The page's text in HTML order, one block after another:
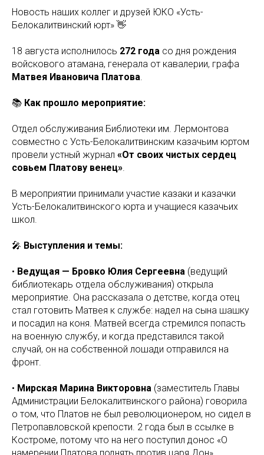
Новость наших коллег и друзей ЮКО «Усть-
Белокалитвинский юрт» 👋
18 августа исполнилось 272 года со дня рождения
войскового атамана, генерала от кавалерии, графа
Матвея Ивановича Платова.
📚 Как прошло мероприятие:
Отдел обслуживания Библиотеки им. Лермонтова
совместно с Усть-Белокалитвинским казачьим юртом
провели устный журнал «От своих чистых сердец
совьем Платову венец».
В мероприятии принимали участие казаки и казачки
Усть-Белокалитвинского юрта и учащиеся казачьих
школ.
🎤 Выступления и темы:
• Ведущая — Бровко Юлия Сергеевна (ведущий
библиотекарь отдела обслуживания) открыла
мероприятие. Она рассказала о детстве, когда отец
стал готовить Матвея к службе: надел на сына шашку
и посадил на коня. Матвей всегда стремился попасть
на военную службу, и когда представился такой
случай, он на собственной лошади отправился на
фронт.
• Мирская Марина Викторовна (заместитель Главы
Администрации Белокалитвинского района) говорила
о том, что Платов не был революционером, но сидел в
Петропавловской крепости. 2 года был в ссылке в
Костроме, потому что на него поступил донос «О